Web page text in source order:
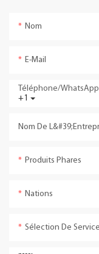
Nom
E-Mail
+1
Téléphone/WhatsApp
Nom De
Produits Phares
Nations
Sélection De